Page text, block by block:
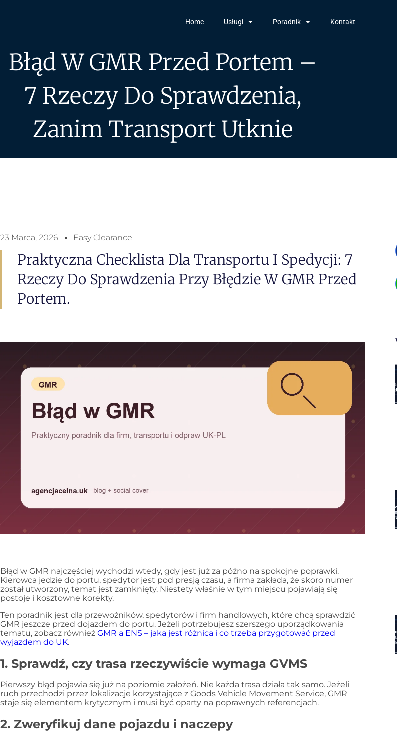
Home Usługi Poradnik Kontakt
Błąd W GMR Przed Portem –
7 Rzeczy Do Sprawdzenia,
Zanim Transport Utknie
23 Marca, 2026 Easy Clearance
Praktyczna Checklista Dla Transportu I Spedycji: 7
Rzeczy Do Sprawdzenia Przy Błędzie W GMR Przed
Portem.
Błąd w GMR najczęściej wychodzi wtedy, gdy jest już za późno na spokojne poprawki.
Kierowca jedzie do portu, spedytor jest pod presją czasu, a firma zakłada, że skoro numer
został utworzony, temat jest zamknięty. Niestety właśnie w tym miejscu pojawiają się
postoje i kosztowne korekty.
Ten poradnik jest dla przewoźników, spedytorów i firm handlowych, które chcą sprawdzić
GMR jeszcze przed dojazdem do portu. Jeżeli potrzebujesz szerszego uporządkowania
tematu, zobacz również GMR a ENS – jaka jest różnica i co trzeba przygotować przed
wyjazdem do UK.
1. Sprawdź, czy trasa rzeczywiście wymaga GVMS
Pierwszy błąd pojawia się już na poziomie założeń. Nie każda trasa działa tak samo. Jeżeli
ruch przechodzi przez lokalizacje korzystające z Goods Vehicle Movement Service, GMR
staje się elementem krytycznym i musi być oparty na poprawnych referencjach.
2. Zweryfikuj dane pojazdu i naczepy